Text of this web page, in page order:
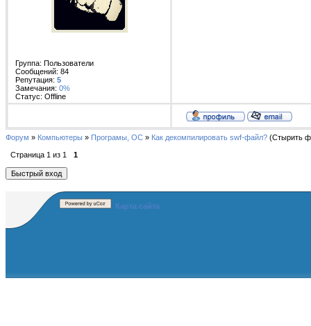
Группа: Пользователи
Сообщений: 84
Репутация: 5
Замечания: 0%
Статус: Offline
Форум » Компьютеры » Програмы, ОС » Как декомпилировать swf-файл? (Стырить
Страница 1 из 1 1
Карта сайта